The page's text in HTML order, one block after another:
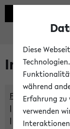
Im eKVV
Freie Räume
Hinweise der
Diese
während
Erfahrung zu
verwenden